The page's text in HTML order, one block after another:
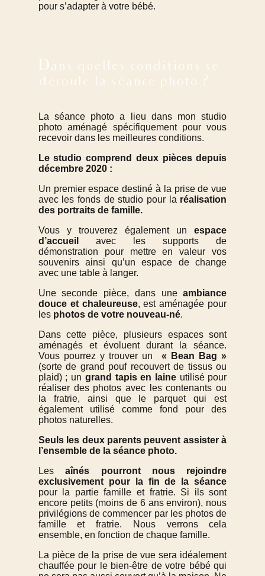
pour s’adapter à votre bébé.
Dans quelles conditions se
déroule la séance photo ?
La séance photo a lieu dans mon studio
photo aménagé spécifiquement pour vous
recevoir dans les meilleures conditions.
Le studio comprend deux pièces depuis
décembre 2020 :
Un premier espace destiné à la prise de vue
avec les fonds de studio pour la réalisation
des portraits de famille.
Vous y trouverez également unespace
d’accueil
avec les supports de
démonstration pour mettre en valeur vos
souvenirs ainsi qu’un espace de change
avec une table à langer.
Une seconde pièce, dans uneambiance
douce et chaleureuse, est aménagée pour
les photos de votre nouveau-né.
Dans cette pièce, plusieurs espaces sont
aménagés et évoluent durant la séance.
Vous pourrez y trouver un « Bean Bag »
(sorte de grand pouf recouvert de tissus ou
plaid) ; un grand tapis en laineutilisé pour
réaliser des photos avec les contenants ou
la fratrie, ainsi que le parquet qui est
également utilisé comme fond pour des
photos naturelles.
Seuls les deux parents peuvent assister à
l’ensemble de la séance photo.
Lesaînés pourront nous rejoindre
exclusivement pour la fin de la séance
pour la partie famille et fratrie. Si ils sont
encore petits (moins de 6 ans environ), nous
privilégions de commencer par les photos de
famille et fratrie. Nous verrons cela
ensemble, en fonction de chaque famille.
La pièce de la prise de vue sera idéalement
chauffée pour le bien-être de votre bébé qui